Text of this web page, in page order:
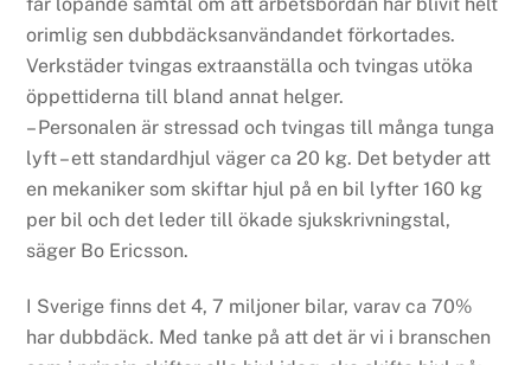
orimlig sen dubbdäcksanvändandet förkortades.
Verkstäder tvingas extraanställa och tvingas utöka
öppettiderna till bland annat helger.
– Personalen är stressad och tvingas till många tunga
lyft – ett standardhjul väger ca 20 kg. Det betyder att
en mekaniker som skiftar hjul på en bil lyfter 160 kg
per bil och det leder till ökade sjukskrivningstal,
säger Bo Ericsson.
I Sverige finns det 4, 7 miljoner bilar, varav ca 70%
har dubbdäck. Med tanke på att det är vi i branschen